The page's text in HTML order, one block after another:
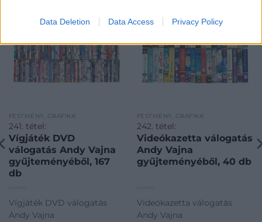
Data Deletion Data Access Privacy Policy
FESTMÉNY, GRAFIKA
241. tétel:
Vígjáték DVD
válogatás Andy Vajna
gyűjteményéből, 167
db
Vígjáték DVD válogatás
Andy Vajna
FESTMÉNY, GRAFIKA
242. tétel:
Videókazetta válogatás
Andy Vajna
gyűjteményéből, 40 db
Videókazetta válogatás
Andy Vajna